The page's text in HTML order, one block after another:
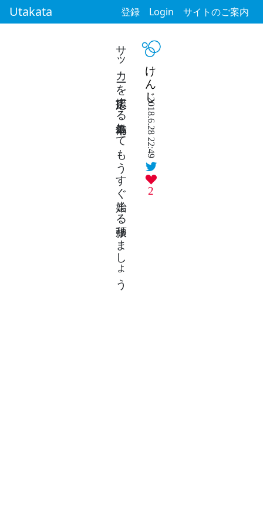
Utakata 登録 Login サイトのご案内
けんじ
2018.6.28 22:49
2
サッカーを応援する為準備してもうすぐ始まる頑張りましょう